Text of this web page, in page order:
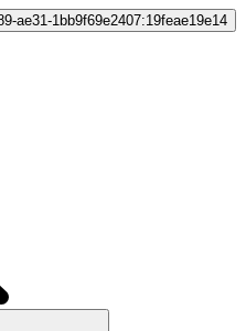
ae31-1bb9f69e2407:19feae19e14